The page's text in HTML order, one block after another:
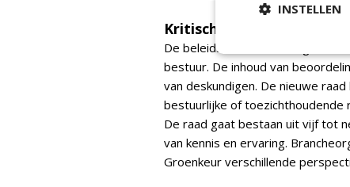
Kritisch klankbord, geen
De beleidsadviesraad fungeert
bestuur. De inhoud van
van deskundigen. De nieuwe
bestuurlijke of toezichthoudende
De raad gaat bestaan uit vijf tot
van kennis en ervaring.
Groenkeur verschillende
INSTELLEN